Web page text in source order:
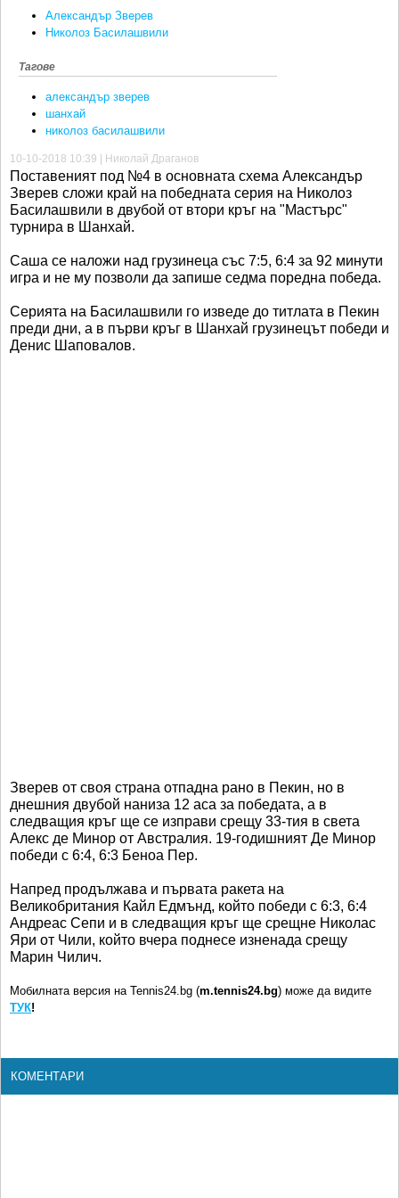
Александър Зверев
Николоз Басилашвили
Тагове
александър зверев
шанхай
николоз басилашвили
10-10-2018 10:39 | Николай Драганов
Поставеният под №4 в основната схема Александър
Зверев сложи край на победната серия на Николоз
Басилашвили в двубой от втори кръг на "Мастърс"
турнира в Шанхай.
Саша се наложи над грузинеца със 7:5, 6:4 за 92 минути
игра и не му позволи да запише седма поредна победа.
Серията на Басилашвили го изведе до титлата в Пекин
преди дни, а в първи кръг в Шанхай грузинецът победи и
Денис Шаповалов.
Зверев от своя страна отпадна рано в Пекин, но в
днешния двубой наниза 12 аса за победата, а в
следващия кръг ще се изправи срещу 33-тия в света
Алекс де Минор от Австралия. 19-годишният Де Минор
победи с 6:4, 6:3 Беноа Пер.
Напред продължава и първата ракета на
Великобритания Кайл Едмънд, който победи с 6:3, 6:4
Андреас Сепи и в следващия кръг ще срещне Николас
Яри от Чили, който вчера поднесе изненада срещу
Марин Чилич.
Мобилната версия на Tennis24.bg (m.tennis24.bg) може да видите
ТУК!
КОМЕНТАРИ